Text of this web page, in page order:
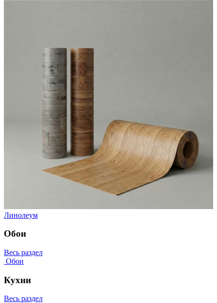
Линолеум
Обои
Весь раздел
Обои
Кухни
Весь раздел